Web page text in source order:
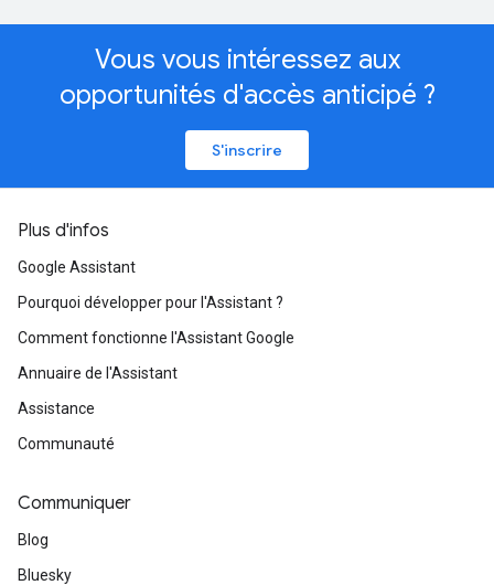
Vous vous intéressez aux
opportunités d'accès anticipé ?
S'inscrire
Plus d'infos
Google Assistant
Pourquoi développer pour l'Assistant ?
Comment fonctionne l'Assistant Google
Annuaire de l'Assistant
Assistance
Communauté
Communiquer
Blog
Bluesky